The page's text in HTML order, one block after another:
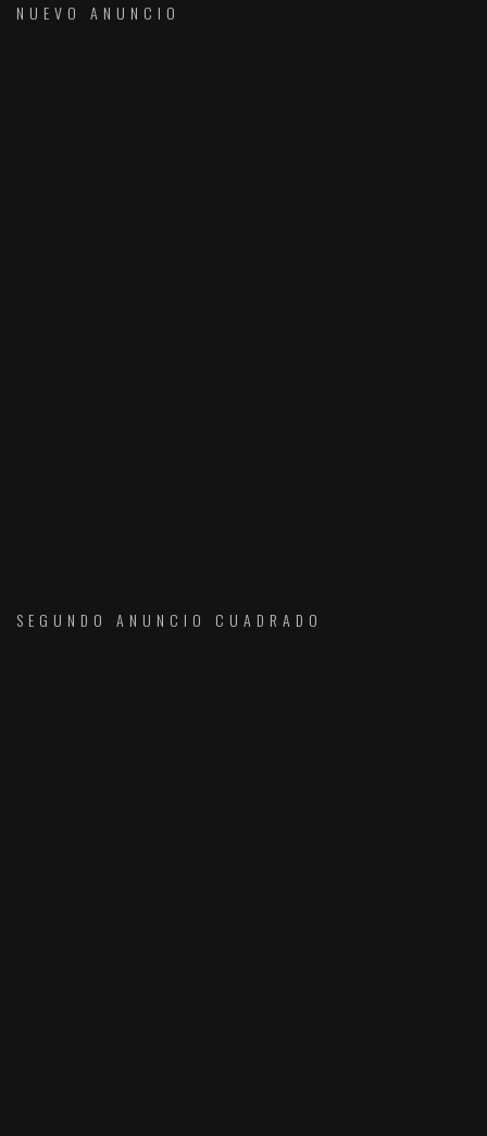
NUEVO ANUNCIO
SEGUNDO ANUNCIO CUADRADO